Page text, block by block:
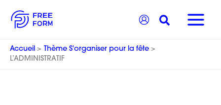
contenu
Accueil
Thème S'organiser pour la fête
L’ADMINISTRATIF